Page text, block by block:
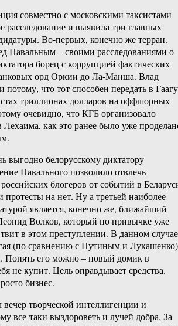
совместно с московскими таксистами
расследование и выявила три главных
Во-первых, конечно же терран.
Навальным – своими расследованиями о
борец с коррупцией фактических
орд Оркии до Ла-Манша. Влад
потому, что тот способен передать в Гаагу
триллионах долларов на оффшорных
очевидно, что КГБ организовало
как это ранее было уже
выгодно белорусскому диктатору
Навального позволило отвлечь
блогеров от событий в
протесты на нет. Ну а третьей наиболее
является, конечно же, ближайший
Волков, который по привычке уже
в этом преступлении. В данном случае
(по сравнению с Путиным и Лукашенко)
Понять его можно – новый домик в
не купит. Цель оправдывает средства.
бизнес.
творческой интеллигенции и
все-таки выздороветь и лучей добра. За